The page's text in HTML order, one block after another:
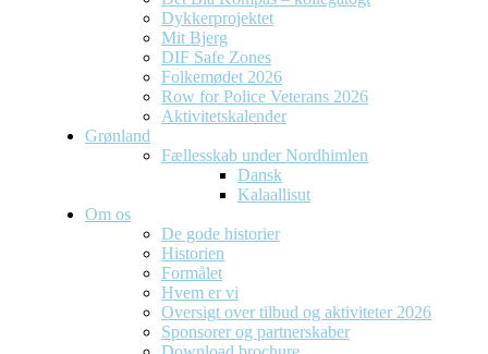
Dykkerprojektet
Mit Bjerg
DIF Safe Zones
Folkemødet 2026
Row for Police Veterans 2026
Aktivitetskalender
Grønland
Fællesskab under Nordhimlen
Dansk
Kalaallisut
Om os
De gode historier
Historien
Formålet
Hvem er vi
Oversigt over tilbud og aktiviteter 2026
Sponsorer og partnerskaber